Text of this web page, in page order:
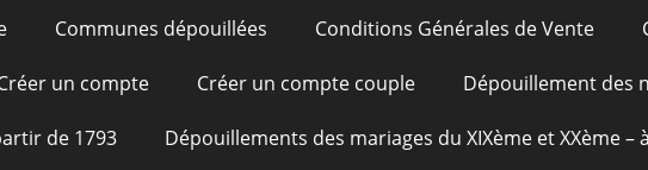
Communes dépouillées Conditions Générales de Vente
un compte Créer un compte couple Dépouillement des
de 1793 Dépouillements des mariages du XIXème et XXème –